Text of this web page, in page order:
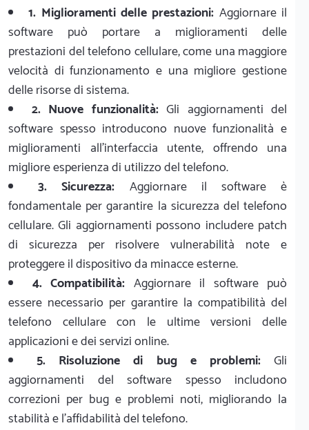
1. Miglioramenti delle prestazioni: Aggiornare il
software può portare a miglioramenti delle
prestazioni del telefono cellulare, come una maggiore
velocità di funzionamento e una migliore gestione
delle risorse di sistema.
2. Nuove funzionalità:Gli aggiornamenti del
software spesso introducono nuove funzionalità e
miglioramenti all'interfaccia utente, offrendo una
migliore esperienza di utilizzo del telefono.
3. Sicurezza: Aggiornare il software è
fondamentale per garantire la sicurezza del telefono
cellulare. Gli aggiornamenti possono includere patch
di sicurezza per risolvere vulnerabilità note e
proteggere il dispositivo da minacce esterne.
4. Compatibilità: Aggiornare il software può
essere necessario per garantire la compatibilità del
telefono cellulare con le ultime versioni delle
applicazioni e dei servizi online.
5. Risoluzione di bug e problemi:Gli
aggiornamenti del software spesso includono
correzioni per bug e problemi noti, migliorando la
stabilità e l'affidabilità del telefono.